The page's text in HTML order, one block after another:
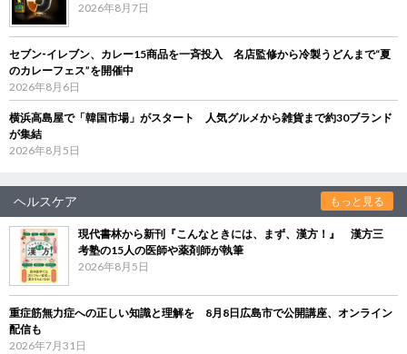
2026年8月7日
セブン‐イレブン、カレー15商品を一斉投入 名店監修から冷製うどんまで“夏
のカレーフェス”を開催中
2026年8月6日
横浜高島屋で「韓国市場」がスタート 人気グルメから雑貨まで約30ブランド
が集結
2026年8月5日
ヘルスケア もっと見る
現代書林から新刊『こんなときには、まず、漢方！』 漢方三
考塾の15人の医師や薬剤師が執筆
2026年8月5日
重症筋無力症への正しい知識と理解を 8月8日広島市で公開講座、オンライン
配信も
2026年7月31日